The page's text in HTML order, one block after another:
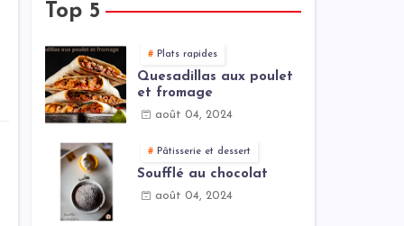
Top 5
Plats rapides
Quesadillas aux poulet
et fromage
août 04, 2024
Pâtisserie et dessert
Soufflé au chocolat
août 04, 2024